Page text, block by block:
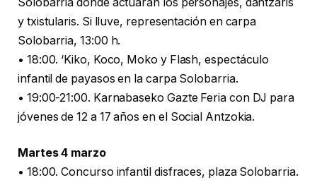
y txistularis. Si lluve, representación en carpa
Solobarria, 13:00 h.
• 18:00. ‘Kiko, Koco, Moko y Flash, espectáculo
infantil de payasos en la carpa Solobarria.
• 19:00-21:00. Karnabaseko Gazte Feria con DJ para
jóvenes de 12 a 17 años en el Social Antzokia.
Martes 4 marzo
• 18:00. Concurso infantil disfraces, plaza Solobarria.